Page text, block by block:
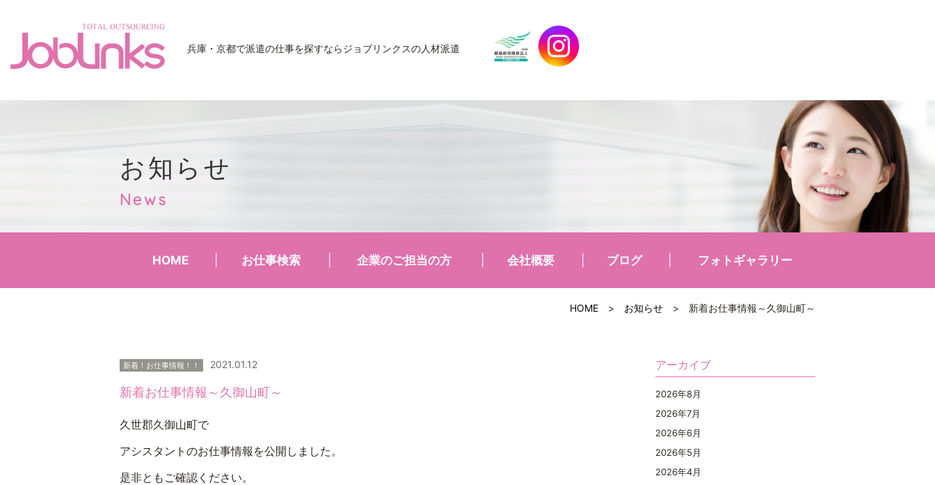
兵庫・京都で派遣の仕事を探すならジョブリンクスの人材派遣
お知らせ
News
HOME お仕事検索 企業のご担当の方 会社概要 ブログ フォトギャラリー
HOME > お知らせ > 新着お仕事情報～久御山町～
新着！お仕事情報！！ 2021.01.12
新着お仕事情報～久御山町～
久世郡久御山町で
アシスタントのお仕事情報を公開しました。
是非ともご確認ください。
アーカイブ
2026年8月
2026年7月
2026年6月
2026年5月
2026年4月